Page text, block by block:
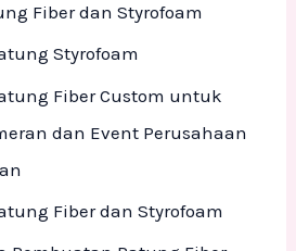
Fiber dan Styrofoam
Styrofoam
Fiber Custom untuk
dan Event Perusahaan
Fiber dan Styrofoam